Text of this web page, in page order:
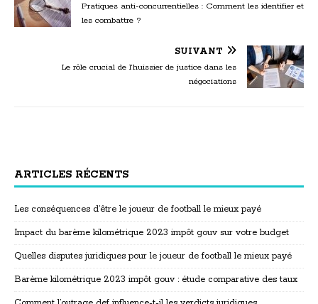
Pratiques anti-concurrentielles : Comment les identifier et
les combattre ?
SUIVANT
Le rôle crucial de l’huissier de justice dans les
négociations
ARTICLES RÉCENTS
Les conséquences d’être le joueur de football le mieux payé
Impact du barème kilométrique 2023 impôt gouv sur votre budget
Quelles disputes juridiques pour le joueur de football le mieux payé
Barème kilométrique 2023 impôt gouv : étude comparative des taux